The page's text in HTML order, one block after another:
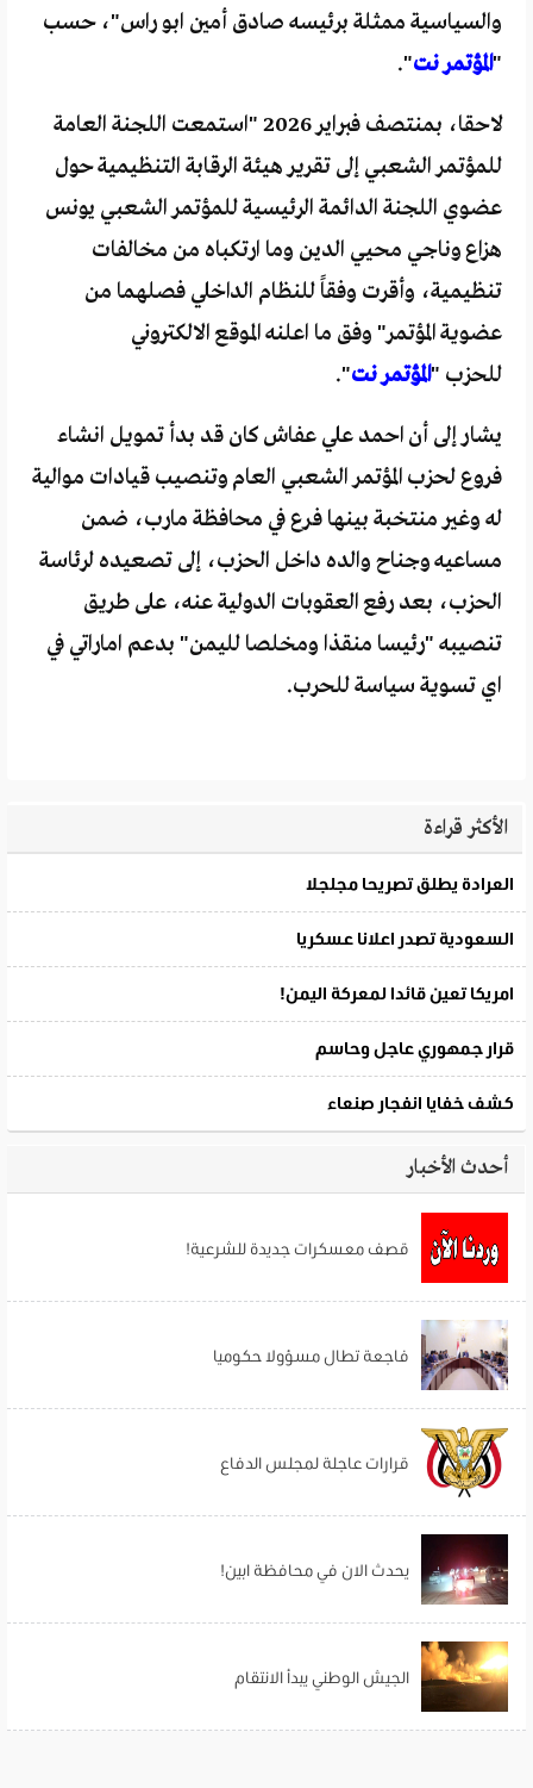
والسياسية ممثلة برئيسه صادق أمين ابو راس"، حسب
"المؤتمر نت".
لاحقا، بمنتصف فبراير 2026 "استمعت اللجنة العامة
للمؤتمر الشعبي إلى تقرير هيئة الرقابة التنظيمية حول
عضوي اللجنة الدائمة الرئيسية للمؤتمر الشعبي يونس
هزاع وناجي محيي الدين وما ارتكباه من مخالفات
تنظيمية، وأقرت وفقاً للنظام الداخلي فصلهما من
عضوية المؤتمر" وفق ما اعلنه الموقع الالكتروني
للحزب "المؤتمر نت".
يشار إلى أن احمد علي عفاش كان قد بدأ تمويل انشاء
فروع لحزب المؤتمر الشعبي العام وتنصيب قيادات موالية
له وغير منتخبة بينها فرع في محافظة مارب، ضمن
مساعيه وجناح والده داخل الحزب، إلى تصعيده لرئاسة
الحزب، بعد رفع العقوبات الدولية عنه، على طريق
تنصيبه "رئيسا منقذا ومخلصا لليمن" بدعم اماراتي في
اي تسوية سياسة للحرب.
الأكثر قراءة
أحدث الأخبار
قصف معسكرات جديدة للشرعية!
فاجعة تطال مسؤولا حكوميا
قرارات عاجلة لمجلس الدفاع
يحدث الان في محافظة ابين!
الجيش الوطني يبدأ الانتقام